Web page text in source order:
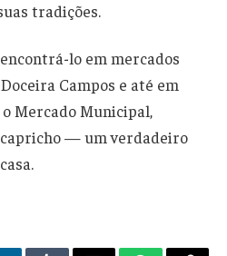
tradições.
lo em mercados
Campos e até em
Mercado Municipal,
— um verdadeiro